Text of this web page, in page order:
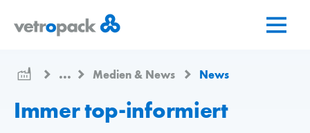
Startseite
Inhalt
Kontakt
...
Medien & News News
Immer top-informiert